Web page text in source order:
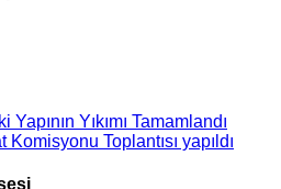
Yıkımı Tamamlandı
Toplantısı yapıldı